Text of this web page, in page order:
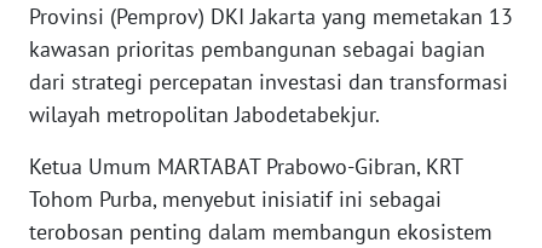
Provinsi (Pemprov) DKI Jakarta yang memetakan 13
kawasan prioritas pembangunan sebagai bagian
dari strategi percepatan investasi dan transformasi
wilayah metropolitan Jabodetabekjur.
Ketua Umum MARTABAT Prabowo-Gibran, KRT
Tohom Purba, menyebut inisiatif ini sebagai
terobosan penting dalam membangun ekosistem
WN
SUMUT
WN
JAKARTA
WN